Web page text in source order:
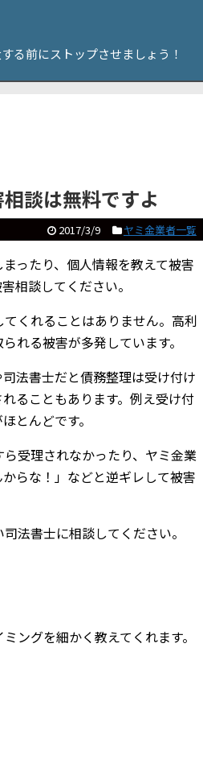
る前にストップさせましょう！
談は無料ですよ
2017/3/9 ヤミ金業者一覧
ったり、個人情報を教えて被害
相談してください。
くれることはありません。高利
れる被害が多発しています。
法書士だと債務整理は受け付け
ることもあります。例え受け付
とんどです。
受理されなかったり、ヤミ金業
らな！」などと逆ギレして被害
法書士に相談してください。
ングを細かく教えてくれます。